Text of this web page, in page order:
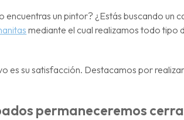
un pintor? ¿Estás buscando un
mediante el cual realizamos todo tipo
es su satisfacción. Destacamos por
permaneceremos